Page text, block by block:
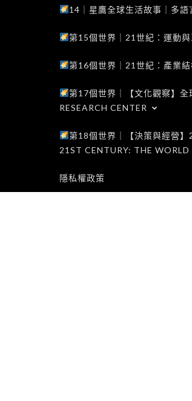
14｜星鷹全球生活故事｜多
第15個世界｜21世紀：運動
第16個世界｜21世紀：產業
第17個世界｜【文化觀察】
RESEARCH CENTER
第18個世界｜【決策與經營
21ST CENTURY: THE
隱私權政策